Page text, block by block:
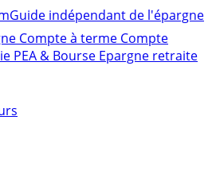
Guide indépendant de l'épargne
Compte à terme Compte
PEA & Bourse Epargne retraite